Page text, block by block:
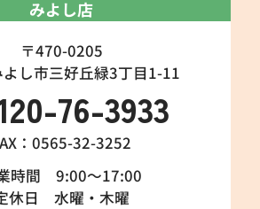
みよし店
〒470-0205
し市三好丘緑3丁目1-11
76-3933
：0565-32-3252
時間 9:00～17:00
休日 水曜・木曜